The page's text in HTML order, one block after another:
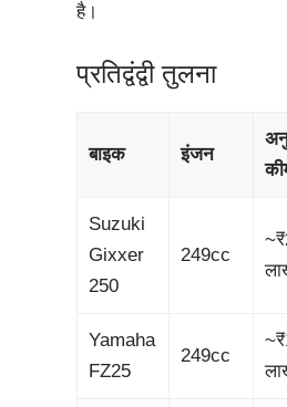
है।
प्रतिद्वंद्वी तुलना
बाइक इंजन
Suzuki
Gixxer
250
249cc
Yamaha
FZ25
249cc